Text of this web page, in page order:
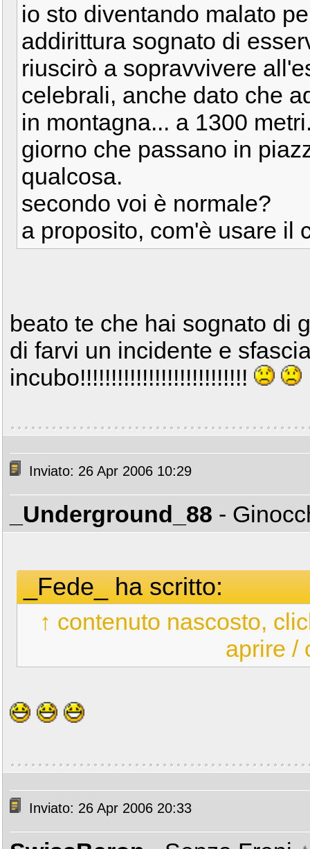
io sto diventando malato
addirittura sognato di
riuscirò a sopravvivere
celebrali, anche dato che
in montagna... a 1300
giorno che passano in
qualcosa.
secondo voi è normale?
a proposito, com'è usare il
beato te che hai sognato di
di farvi un incidente e
incubo!!!!!!!!!!!!!!!!!!!!!!!!!!!
Inviato: 26 Apr 2006 10:29
_Underground_88 -
_Fede_ ha scritto:
↑ contenuto nascosto,
aprire /
Inviato: 26 Apr 2006 20:33